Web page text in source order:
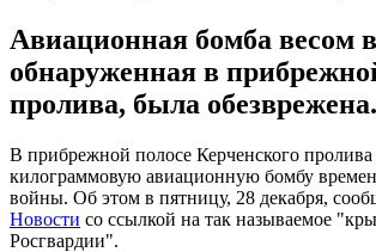
Авиационная бомба весом в
обнаруженная в
пролива, была обезврежена.
В прибрежной полосе Керченского
килограммовую авиационную бомбу
войны. Об этом в пятницу, 28 декабря,
Новости со ссылкой на так называемое
Росгвардии".